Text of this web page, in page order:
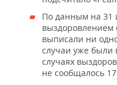
По данным на 31
выздоровлением
выписали ни
случаи уже
случаях
не сообщалось